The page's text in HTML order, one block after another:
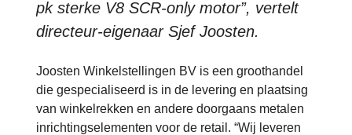
pk sterke V8 SCR-only motor”, vertelt
directeur-eigenaar Sjef Joosten.
Joosten Winkelstellingen BV is een groothandel
die gespecialiseerd is in de levering en plaatsing
van winkelrekken en andere doorgaans metalen
inrichtingselementen voor de retail. “Wij leveren